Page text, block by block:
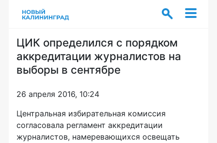
ЦИК определился с порядком
аккредитации журналистов на
выборы в сентябре
26 апреля 2016, 10:24
Центральная избирательная комиссия
согласовала регламент аккредитации
журналистов, намеревающихся освещать